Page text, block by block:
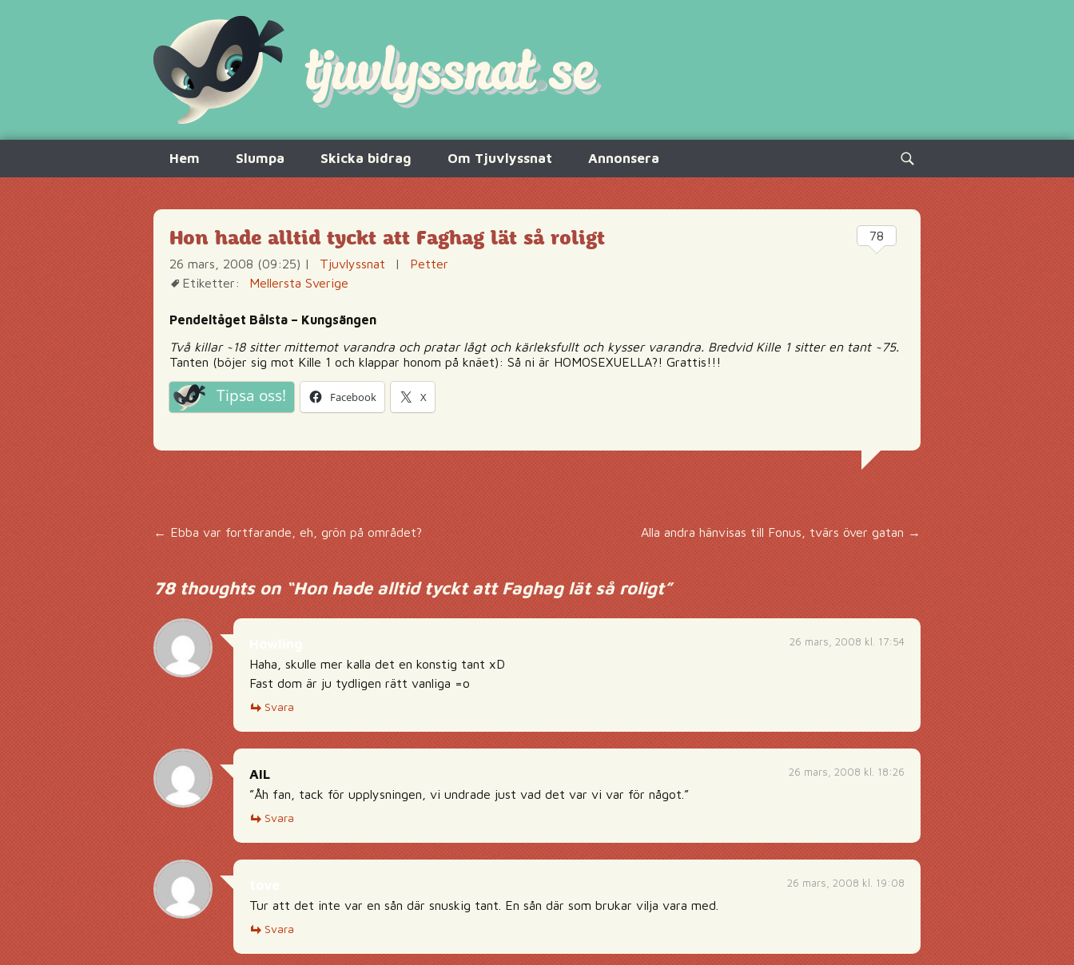
innehåll
Hem Slumpa Skicka bidrag Om Tjuvlyssnat Annonsera
Sök
efter:
Hon hade alltid tyckt att Faghag lät så roligt
26 mars, 2008 (09:25) | Tjuvlyssnat |
Petter
Etiketter:
Mellersta Sverige
Pendeltåget Bålsta – Kungsängen
Två killar ~18 sitter mittemot varandra och pratar lågt och kärleksfullt och kysser varandra. Bredvid Kille 1 sitter en tant ~75.
Tanten (böjer sig mot Kille 1 och klappar honom på knäet): Så ni är HOMOSEXUELLA?! Grattis!!!
Tipsa oss! Facebook X
78
Inläggsnavigering
←Ebba var fortfarande, eh, grön på området? Alla andra hänvisas till Fonus, tvärs över gatan →
78 thoughts on “Hon hade alltid tyckt att Faghag lät så roligt”
26 mars, 2008 kl. 17:54
Haha, skulle mer kalla det en konstig tant xD
Fast dom är ju tydligen rätt vanliga =o
Svara
26 mars, 2008 kl. 18:26
AIL
”Åh fan, tack för upplysningen, vi undrade just vad det var vi var för något.”
Svara
26 mars, 2008 kl. 19:08
Tur att det inte var en sån där snuskig tant. En sån där som brukar vilja vara med.
Svara